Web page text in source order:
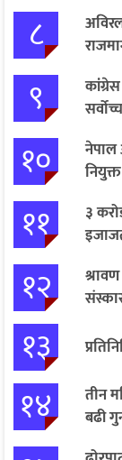
८
९
१०
नेपाल
नियुक्त
११
३
१२
१३
१४
तीन
बढी